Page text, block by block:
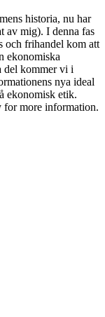
historia, nu har
av mig). I denna fas
och frihandel kom att
ekonomiska
del kommer vi i
nya ideal
ekonomisk etik.
for more information.